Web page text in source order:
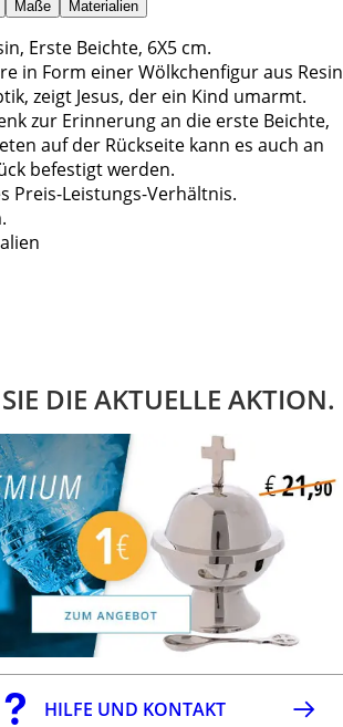
Maße Materialien
Erste Beichte, 6X5 cm.
in Form einer Wölkchenfigur aus Resin
zeigt Jesus, der ein Kind umarmt.
zur Erinnerung an die erste Beichte,
auf der Rückseite kann es auch an
befestigt werden.
Preis-Leistungs-Verhältnis.
DIE AKTUELLE AKTION.
HILFE UND KONTAKT